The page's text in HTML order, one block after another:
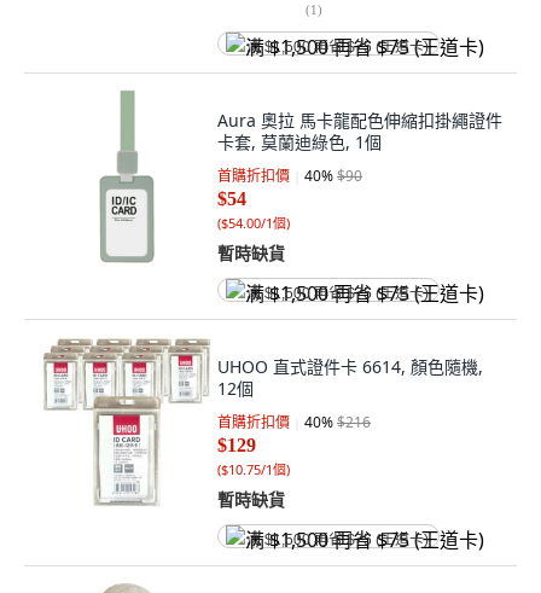
(1)
满 $1,500 再省 $75 (王道卡)
Aura 奧拉 馬卡龍配色伸縮扣掛繩證件
卡套, 莫蘭迪綠色, 1個
首購折扣價 40%$90
$54
($54.00/1個)
暫時缺貨
满 $1,500 再省 $75 (王道卡)
UHOO 直式證件卡 6614, 顏色隨機,
12個
首購折扣價 40%$216
$129
($10.75/1個)
暫時缺貨
满 $1,500 再省 $75 (王道卡)